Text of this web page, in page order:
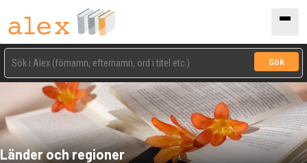
Sök
Länder och regioner